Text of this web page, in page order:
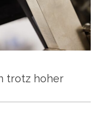
trotz hoher